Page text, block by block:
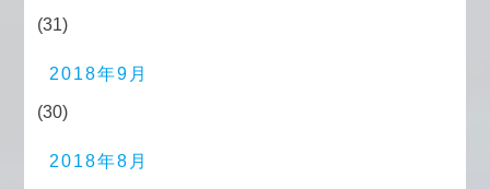
(31)
2018年9月
(30)
2018年8月